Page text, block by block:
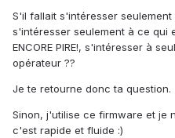
S'il fallait s'intéresser
s'intéresser seulement à ce qui
ENCORE PIRE!, s'intéresser à
opérateur ??
Je te retourne donc ta question.
Sinon, j'utilise ce firmware et je
c'est rapide et fluide :)